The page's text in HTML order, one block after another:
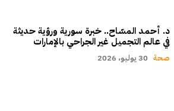
د. أحمد المسّاح.. خبرة سورية ورؤية حديثة
في عالم التجميل غير الجراحي بالإمارات
صحة 30 يوليو، 2026